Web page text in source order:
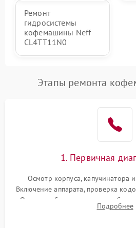
Ремонт
гидросистемы
кофемашины Neff
CL4TT11N0
Этапы ремонта
1. Первичная
Осмотр корпуса, капучинатора
Включение аппарата, проверка
Оценка работы помпы,
Измерение температуры иПодробнее